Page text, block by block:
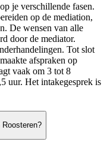
je verschillende fasen.
op de mediation,
De wensen van alle
door de mediator.
Tot slot
afspraken op
vaak om 3 tot 8
uur. Het intakegesprek is